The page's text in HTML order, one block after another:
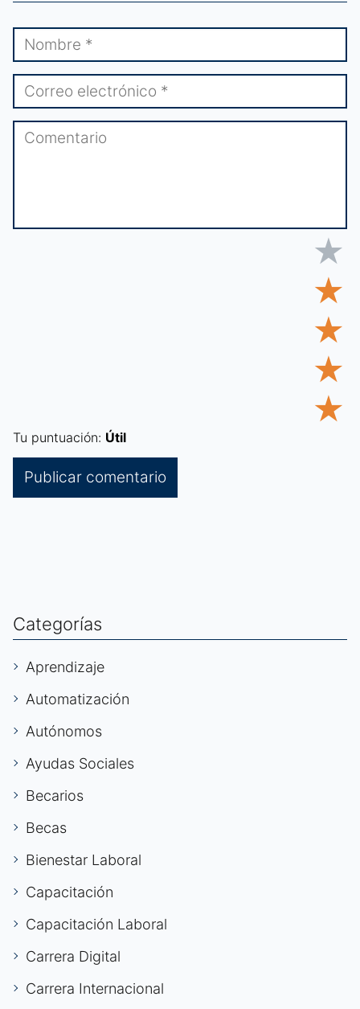
★
★
★
★
★
Tu puntuación: Útil
Categorías
Aprendizaje
Automatización
Autónomos
Ayudas Sociales
Becarios
Becas
Bienestar Laboral
Capacitación
Capacitación Laboral
Carrera Digital
Carrera Internacional